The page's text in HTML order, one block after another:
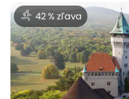
42 % zľava